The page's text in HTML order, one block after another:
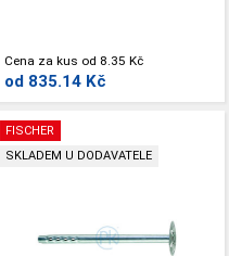
Cena za kus od 8.35 Kč
od 835.14 Kč
FISCHER
SKLADEM U DODAVATELE